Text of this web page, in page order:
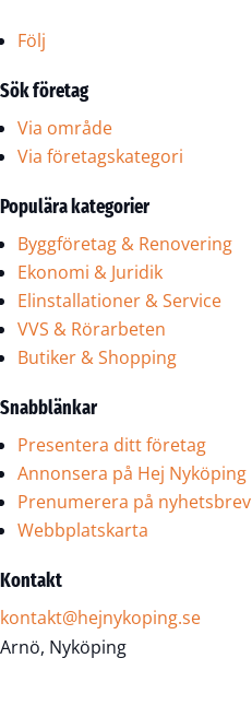
Följ
Sök företag
Via område
Via företagskategori
Populära kategorier
Byggföretag & Renovering
Ekonomi & Juridik
Elinstallationer & Service
VVS & Rörarbeten
Butiker & Shopping
Snabblänkar
Presentera ditt företag
Annonsera på Hej Nyköping
Prenumerera på nyhetsbrev
Webbplatskarta
Kontakt
kontakt@hejnykoping.se
Arnö, Nyköping